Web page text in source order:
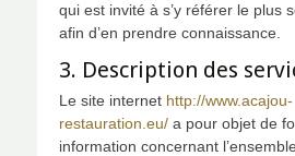
qui est invité à s’y référer le plus
afin d’en prendre connaissance.
3. Description des
Le site internet http://www.acajou-
restauration.eu/ a pour objet de
information concernant